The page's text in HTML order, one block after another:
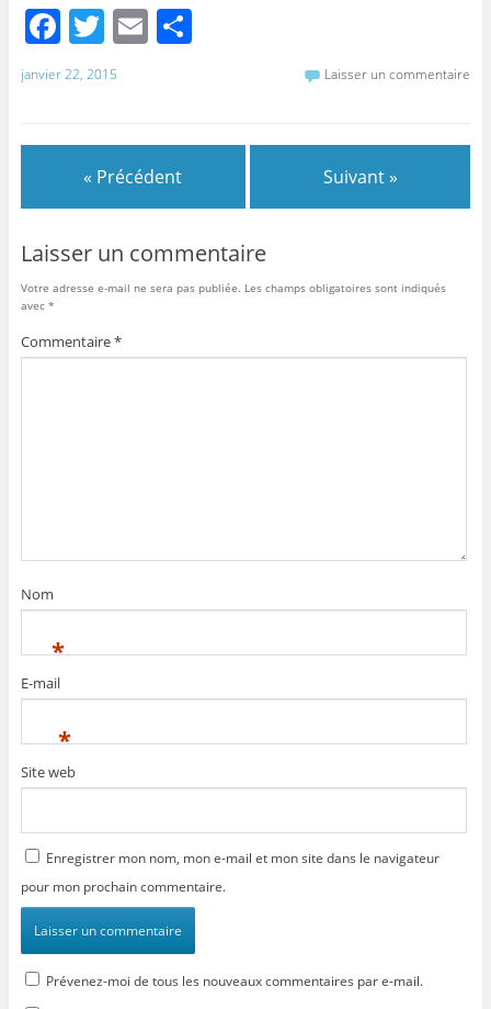
F
a
o
o
k
T
w
E P
janvier 22, 2015 Laisser un commentaire
« Précédent Suivant »
Laisser un commentaire
Votre adresse e-mail ne sera pas publiée. Les champs obligatoires sont indiqués
avec *
Commentaire*
Nom
*
E-mail
*
Site web
Enregistrer mon nom, mon e-mail et mon site dans le navigateur
pour mon prochain commentaire.
Prévenez-moi de tous les nouveaux commentaires par e-mail.